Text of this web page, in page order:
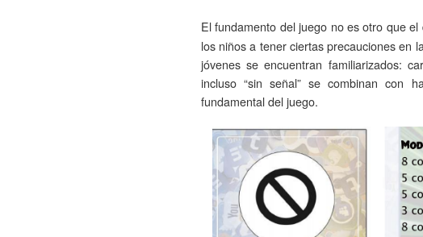
El fundamento del juego no es otro que el
los niños a tener ciertas precauciones en
jóvenes se encuentran familiarizados:
incluso “sin señal” se combinan con
fundamental del juego.